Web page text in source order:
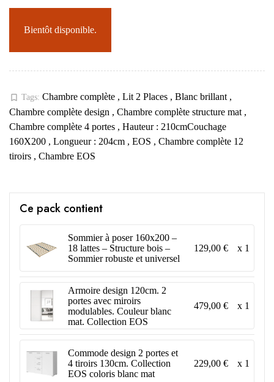
Bientôt disponible.
bookmark_border Tags: Chambre complète , Lit 2 Places , Blanc brillant ,
Chambre complète design , Chambre complète structure mat ,
Chambre complète 4 portes , Hauteur : 210cmCouchage
160X200 , Longueur : 204cm , EOS , Chambre complète 12
tiroirs , Chambre EOS
Ce pack contient
Sommier à poser 160x200 –
18 lattes – Structure bois –
Sommier robuste et universel
129,00 € x 1
Armoire design 120cm. 2
portes avec miroirs
modulables. Couleur blanc
mat. Collection EOS
479,00 € x 1
Commode design 2 portes et
4 tiroirs 130cm. Collection
EOS coloris blanc mat
229,00 € x 1